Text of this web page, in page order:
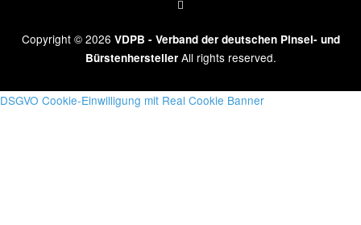
Copyright © 2026 VDPB - Verband der deutschen Pinsel- und
BürstenherstellerAll rights reserved.
DSGVO Cookie-Einwilligung mit Real Cookie Banner